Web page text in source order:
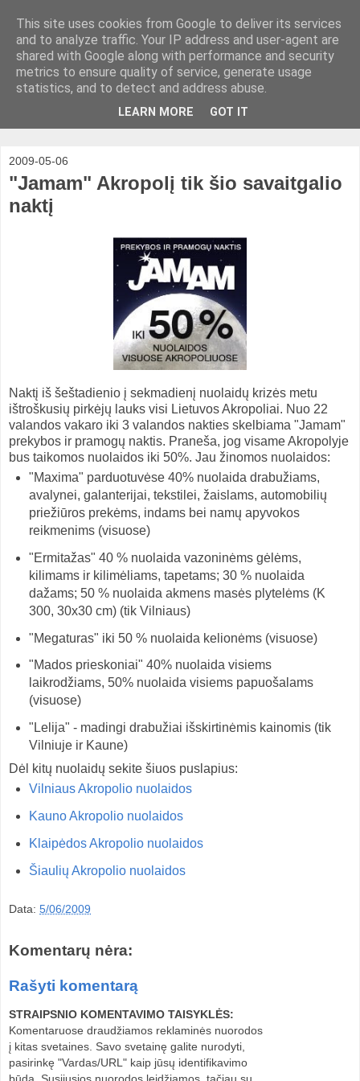
2009-05-06
"Jamam" Akropolį tik šio savaitgalio
naktį
Naktį iš šeštadienio į sekmadienį nuolaidų krizės metu
ištroškusių pirkėjų lauks visi Lietuvos Akropoliai. Nuo 22
valandos vakaro iki 3 valandos nakties skelbiama "Jamam"
prekybos ir pramogų naktis. Praneša, jog visame Akropolyje
bus taikomos nuolaidos iki 50%. Jau žinomos nuolaidos:
"Maxima" parduotuvėse 40% nuolaida drabužiams,
avalynei, galanterijai, tekstilei, žaislams, automobilių
priežiūros prekėms, indams bei namų apyvokos
reikmenims (visuose)
"Ermitažas" 40 % nuolaida vazoninėms gėlėms,
kilimams ir kilimėliams, tapetams; 30 % nuolaida
dažams; 50 % nuolaida akmens masės plytelėms (K
300, 30x30 cm) (tik Vilniaus)
"Megaturas" iki 50 % nuolaida kelionėms (visuose)
"Mados prieskoniai" 40% nuolaida visiems
laikrodžiams, 50% nuolaida visiems papuošalams
(visuose)
"Lelija" - madingi drabužiai išskirtinėmis kainomis (tik
Vilniuje ir Kaune)
Dėl kitų nuolaidų sekite šiuos puslapius:
Vilniaus Akropolio nuolaidos
Kauno Akropolio nuolaidos
Klaipėdos Akropolio nuolaidos
Šiaulių Akropolio nuolaidos
Data: 5/06/2009
Komentarų nėra:
Rašyti komentarą
STRAIPSNIO KOMENTAVIMO TAISYKLĖS:
Komentaruose draudžiamos reklaminės nuorodos
į kitas svetaines. Savo svetainę galite nurodyti,
pasirinkę "Vardas/URL" kaip jūsų identifikavimo
This site uses cookies from Google to deliver its services
and to analyze traffic. Your IP address and user-agent are
shared with Google along with performance and security
metrics to ensure quality of service, generate usage
statistics, and to detect and address abuse.
LEARN MORE GOT IT